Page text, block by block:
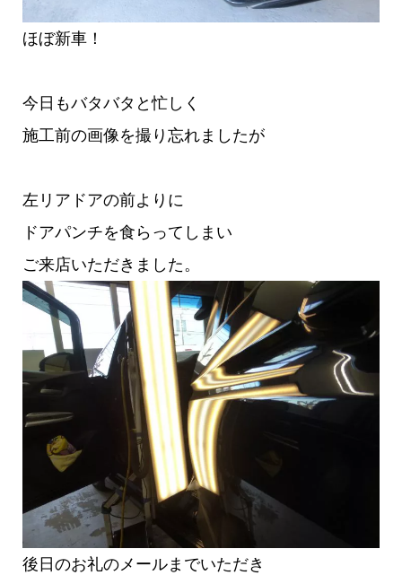
ほぼ新車！
今日もバタバタと忙しく
施工前の画像を撮り忘れましたが
左リアドアの前よりに
ドアパンチを食らってしまい
ご来店いただきました。
後日のお礼のメールまでいただき